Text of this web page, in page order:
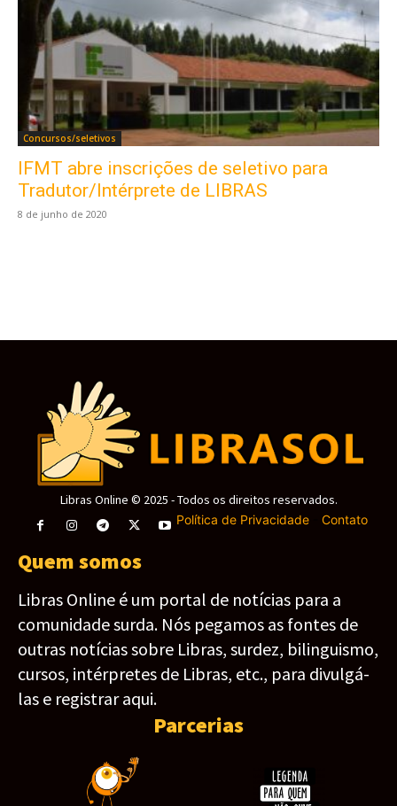
Concursos/seletivos
IFMT abre inscrições de seletivo para
Tradutor/Intérprete de LIBRAS
8 de junho de 2020
Este site usa cookies para garantir que você
obtenha a melhor experiência em nosso site.
Ao usar nosso site você consente cookies.
Libras Online © 2025 - Todos os direitos reservados.
Política de Privacidade- Contato
Quem somos
Libras Online é um portal de notícias para a
comunidade surda. Nós pegamos as fontes de
outras notícias sobre Libras, surdez, bilinguismo,
cursos, intérpretes de Libras, etc., para divulgá-
las e registrar aqui.
Parcerias